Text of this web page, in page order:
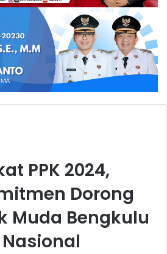
PPK 2024,
Dorong
Muda Bengkulu